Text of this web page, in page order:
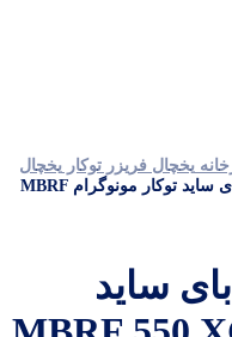
یخچال فریزر توکار یخچال
یخچال فریزر ساید بای ساید توکار مونوگرام MBRF
ساید